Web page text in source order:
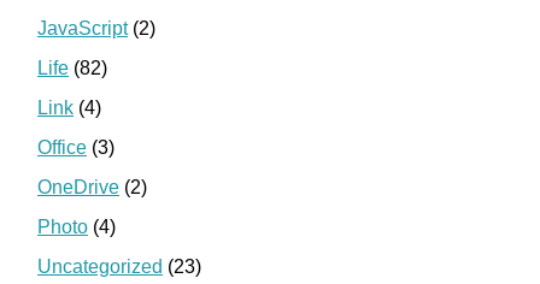
JavaScript(2)
Life (82)
Link (4)
Office (3)
OneDrive (2)
Photo (4)
Uncategorized (23)